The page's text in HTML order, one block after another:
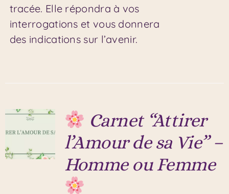
tracée. Elle répondra à vos
interrogations et vous donnera
des indications sur l’avenir.
Carnet “Attirer
l’Amour de sa Vie” –
Homme ou Femme